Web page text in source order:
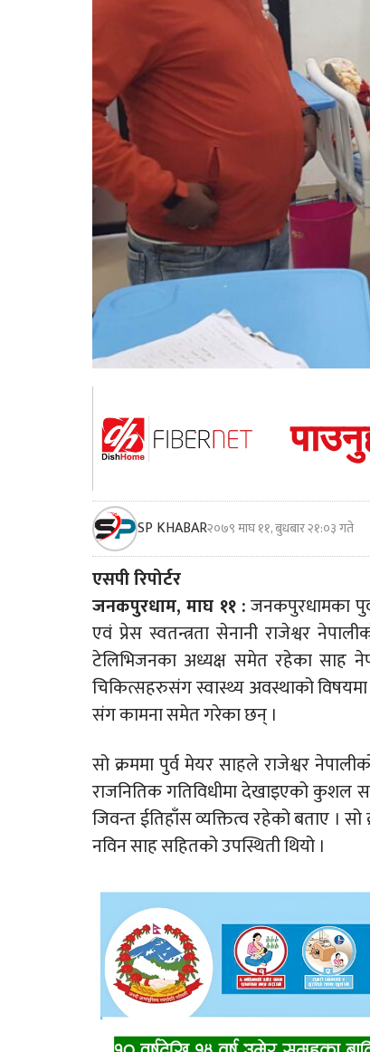
SP KHABAR२०७९ माघ ११, बुधबार २१:०३ गते
एसपी रिपोर्टर
जनकपुरधाम, माघ ११ :जनकपुरधामका
एवं प्रेस स्वतन्त्रता सेनानी राजेश्वर
टेलिभिजनका अध्यक्ष समेत रहेका साह
चिकित्सहरुसंग स्वास्थ्य अवस्थाको विषयमा
संग कामना समेत गरेका छन् ।
सो क्रममा पुर्व मेयर साहले राजेश्वर
राजनितिक गतिविधीमा देखाइएको कुशल
जिवन्त ईतिहाँस व्यक्तित्व रहेको बताए ।
नविन साह सहितको उपस्थिती थियो ।